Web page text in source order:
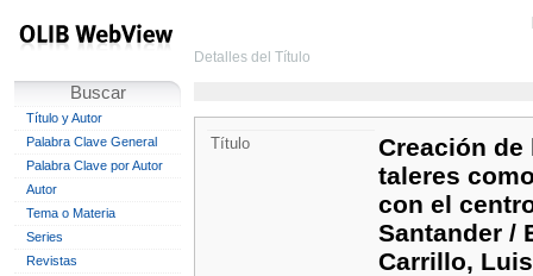
Buscar
Título y Autor
Palabra Clave General
Palabra Clave por Autor
Autor
Tema o Materia
Series
Revistas
Detalles del Título
Título
Creación de
taleres
con el
Santander /
Carrillo,